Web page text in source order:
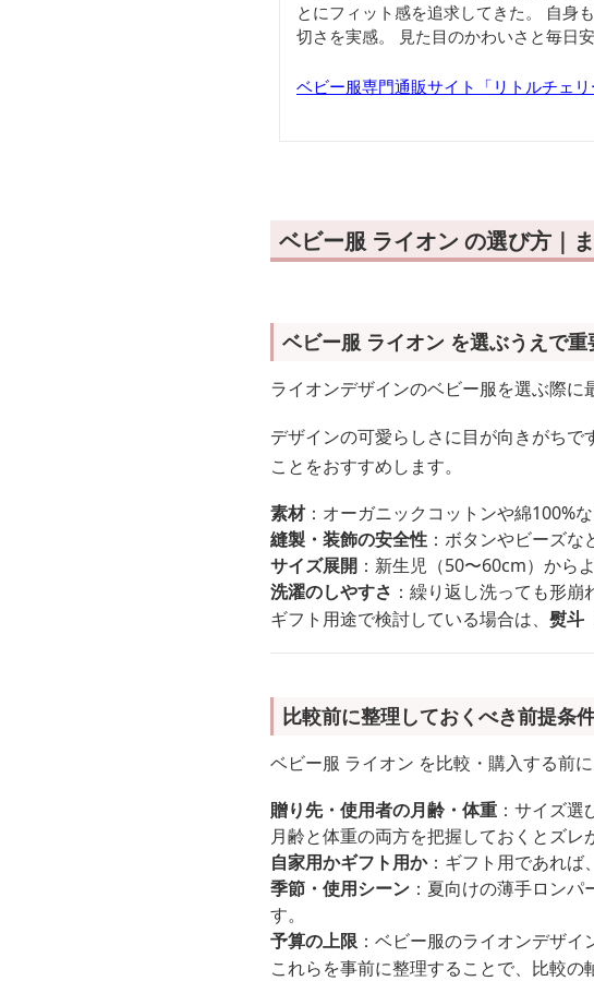
とにフィット感を追求してきた。 自身
切さを実感。 見た目のかわいさと毎日
ベビー服専門通販サイト「リトルチェリ
ベビー服 ライオン の選び方｜
ベビー服 ライオン を選ぶうえで
ライオンデザインのベビー服を選ぶ際に
デザインの可愛らしさに目が向きがち
ことをおすすめします。
素材：オーガニックコットンや綿100%
縫製・装飾の安全性 ：ボタンやビーズ
サイズ展開 ：新生児（50〜60cm）から
洗濯のしやすさ ：繰り返し洗っても形
ギフト用途で検討している場合は、 熨斗
比較前に整理しておくべき前提条
ベビー服 ライオン を比較・購入する前
贈り先・使用者の月齢・体重 ：サイズ選
月齢と体重の両方を把握しておくとズレ
自家用かギフト用か：ギフト用であれば
季節・使用シーン ：夏向けの薄手ロン
す。
予算の上限 ：ベビー服のライオンデザ
これらを事前に整理することで、比較の